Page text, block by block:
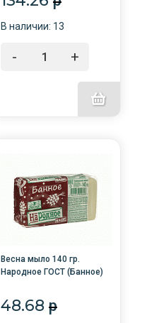
В наличии: 13
- +
Весна мыло 140 гр.
Народное ГОСТ (Банное)
48.68 p